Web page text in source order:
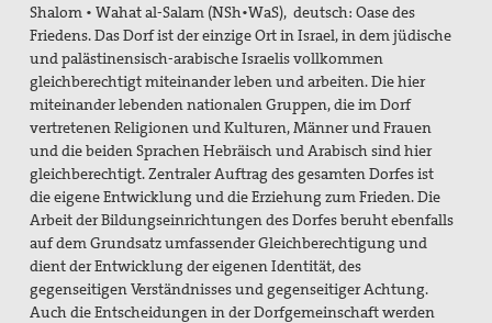
Bibliothek
Friedenskerzen
Vernetzung
Publikationen
"Alle müssen den Krieg verlästern"
Unser Standpunkt: Kirche als Friedensbewegung
Gottes auf Erden
Unsere Mitgliederzeitschrift pax info
Shalom • Wahat al-Salam (NSh•WaS), deutsch:Oase des
Friedens.Das Dorf ist der einzige Ort in Israel, in dem jüdische
und palästinensisch-arabische Israelis vollkommen
gleichberechtigt miteinander leben und arbeiten. Die hier
miteinander lebenden nationalen Gruppen, die im Dorf
vertretenen Religionen und Kulturen, Männer und Frauen
und die beiden Sprachen Hebräisch und Arabisch sind hier
gleichberechtigt. Zentraler Auftrag des gesamten Dorfes ist
die eigene Entwicklung und die Erziehung zum Frieden. Die
Arbeit der Bildungseinrichtungen des Dorfes beruht ebenfalls
auf dem Grundsatz umfassender Gleichberechtigung und
dient der Entwicklung der eigenen Identität, des
gegenseitigen Verständnisses und gegenseitiger Achtung.
Auch die Entscheidungen in der Dorfgemeinschaft werden